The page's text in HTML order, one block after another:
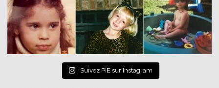
Suivez PIE sur Instagram